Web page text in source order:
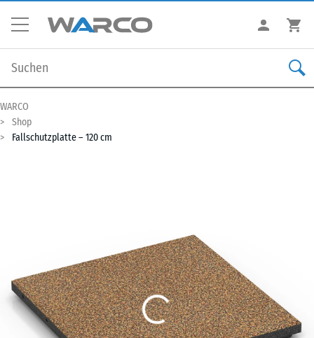
WARCO
Shop
Fallschutzplatte – 120 cm